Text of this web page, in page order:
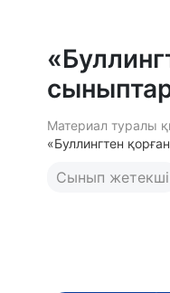
Материал туралы
«Буллингтен
Сынып жетекші